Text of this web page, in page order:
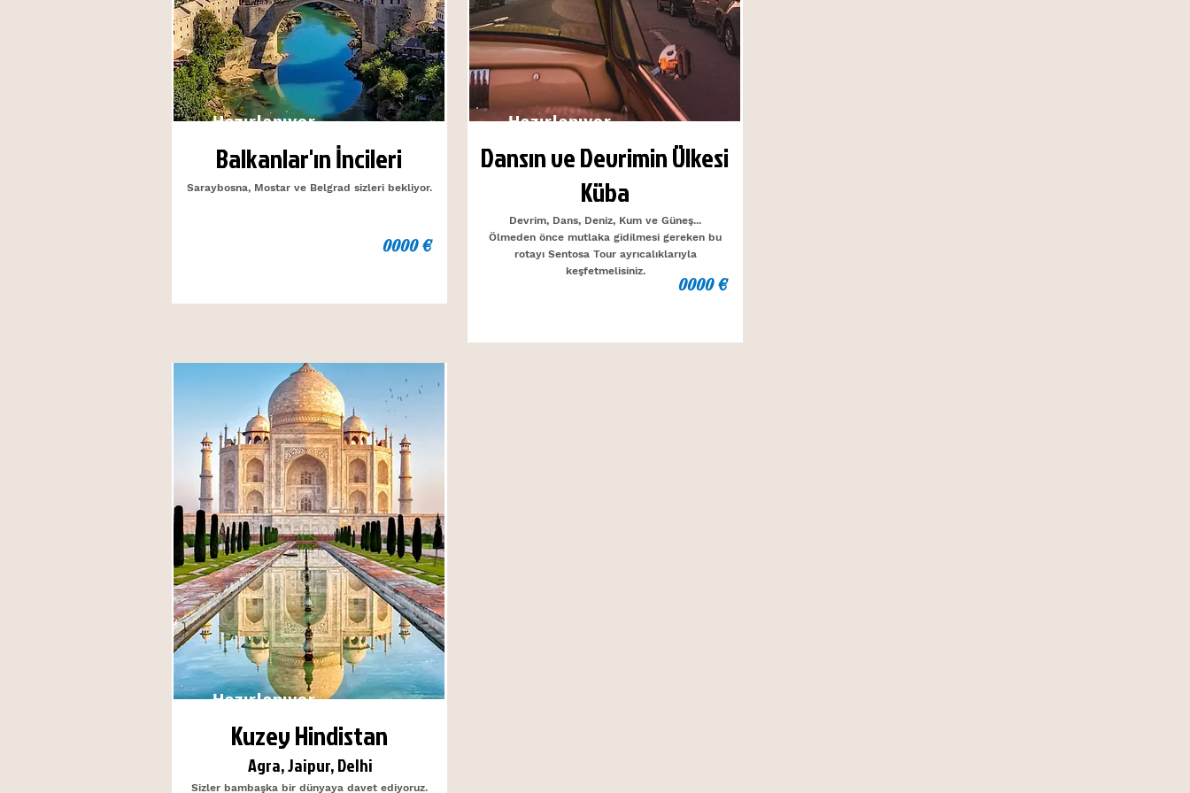
Hazırlanıyor...
Balkanlar'ın İncileri
0000 €
Saraybosna, Mostar ve Belgrad sizleri bekliyor.
Hazırlanıyor...
Dansın ve Devrimin Ülkesi
Küba
0000 €
Devrim, Dans, Deniz, Kum ve Güneş...
Ölmeden önce mutlaka gidilmesi gereken bu
rotayı Sentosa Tour ayrıcalıklarıyla
keşfetmelisiniz.
Hazırlanıyor...
Kuzey Hindistan
Agra, Jaipur, Delhi
Sizler bambaşka bir dünyaya davet ediyoruz.